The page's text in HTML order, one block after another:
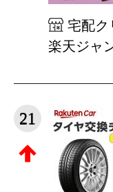
宅配ク
楽天ジャ
21